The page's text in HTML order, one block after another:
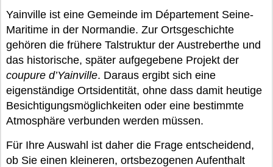
Yainville ist eine Gemeinde im Département Seine-
Maritime in der Normandie. Zur Ortsgeschichte
gehören die frühere Talstruktur der Austreberthe und
das historische, später aufgegebene Projekt der
coupure d’Yainville. Daraus ergibt sich eine
eigenständige Ortsidentität, ohne dass damit heutige
Besichtigungsmöglichkeiten oder eine bestimmte
Atmosphäre verbunden werden müssen.
Für Ihre Auswahl ist daher die Frage entscheidend,
ob Sie einen kleineren, ortsbezogenen Aufenthalt